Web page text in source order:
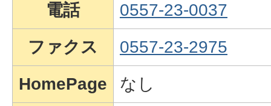
電話
0557-23-0037
ファクス
0557-23-2975
HomePage
なし